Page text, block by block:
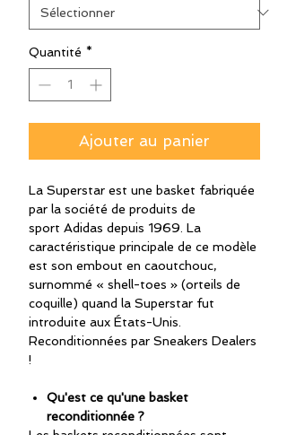
Quantité *
Ajouter au panier
La Superstar est une basket fabriquée
par la société de produits de
sport Adidas depuis 1969. La
caractéristique principale de ce modèle
est son embout en caoutchouc,
surnommé « shell-toes » (orteils de
coquille) quand la Superstar fut
introduite aux États-Unis.
Reconditionnées par Sneakers Dealers
!
Qu'est ce qu'une basket
reconditionnée ?